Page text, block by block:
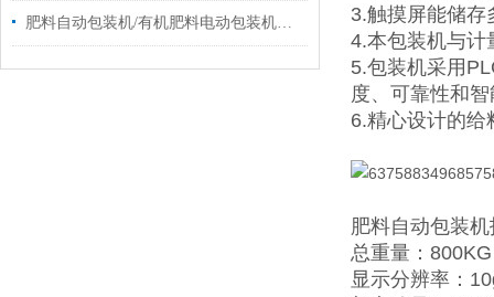
肥料自动包装机/有机肥料电动包装机定制厂家
3.触摸屏能储存
4.本包装机与计
5.包装机采用
度、可靠性和
6.精心设计的给
肥料自动包装
总重量：800KG
显示分辨率：